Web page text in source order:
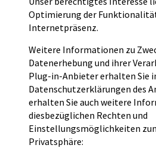
Optimierung der
Internetpräsenz.
Weitere Informationen zu
Datenerhebung und ihrer
Plug-in-Anbieter erhalten Sie
Datenschutzerklärungen des
erhalten Sie auch weitere
diesbezüglichen Rechten und
Einstellungsmöglichkeiten
Privatsphäre: